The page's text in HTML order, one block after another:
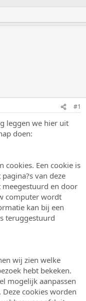
#1
leggen we hier uit
doen:
cookies. Een cookie is
van deze
en door
computer wordt
kan bij een
teruggestuurd
wij zien welke
hebt bekeken.
mogelijk aanpassen
cookies worden